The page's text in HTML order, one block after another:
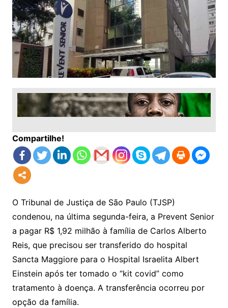
Compartilhe!
O Tribunal de Justiça de São Paulo (TJSP)
condenou, na última segunda-feira, a Prevent Senior
a pagar R$ 1,92 milhão à família de Carlos Alberto
Reis, que precisou ser transferido do hospital
Sancta Maggiore para o Hospital Israelita Albert
Einstein após ter tomado o “kit covid” como
tratamento à doença. A transferência ocorreu por
opção da família.